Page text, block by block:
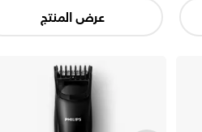
عرض المنتج